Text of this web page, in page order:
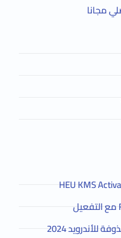
مجانا
2024